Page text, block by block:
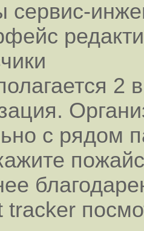
сервис-
2
с рядом
tracker